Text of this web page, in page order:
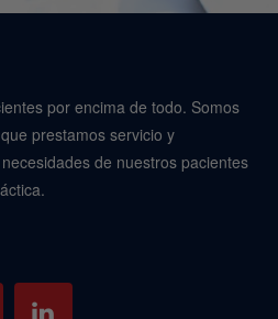
por encima de todo. Somos
prestamos servicio y
de nuestros pacientes